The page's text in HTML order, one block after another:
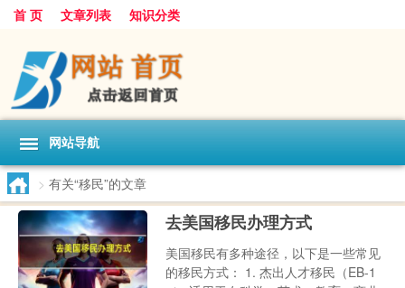
首 页 文章列表 知识分类
网站导航
> 有关“移民”的文章
去美国移民办理方式
美国移民有多种途径，以下是一些常见
的移民方式： 1. 杰出人才移民（EB-1